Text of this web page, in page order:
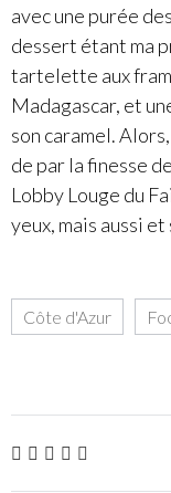
avec une purée
dessert étant ma
tartelette aux
Madagascar, et
son caramel.
de par la finesse
Lobby Louge du
yeux, mais aussi
Côte d'Azur